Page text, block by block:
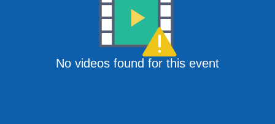
No videos found for this event